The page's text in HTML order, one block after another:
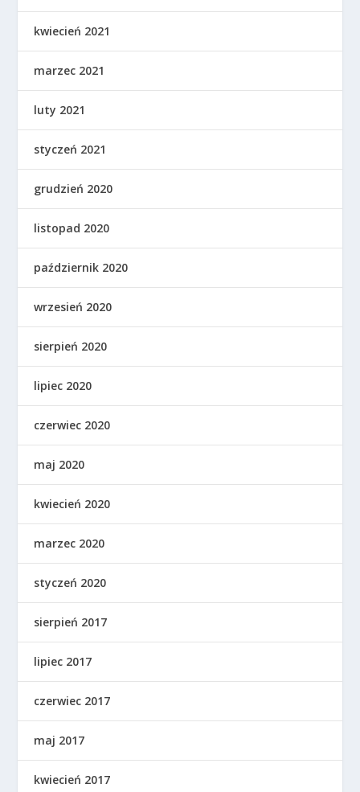
kwiecień 2021
marzec 2021
luty 2021
styczeń 2021
grudzień 2020
listopad 2020
październik 2020
wrzesień 2020
sierpień 2020
lipiec 2020
czerwiec 2020
maj 2020
kwiecień 2020
marzec 2020
styczeń 2020
sierpień 2017
lipiec 2017
czerwiec 2017
maj 2017
kwiecień 2017